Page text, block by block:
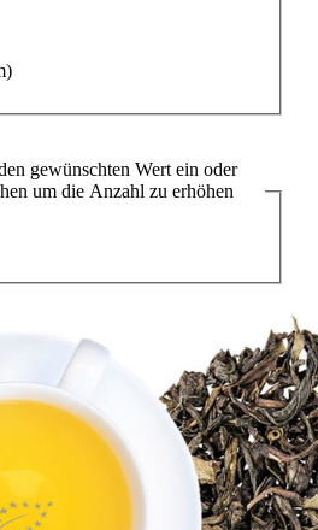
gewünschten Wert ein oder
um die Anzahl zu erhöhen